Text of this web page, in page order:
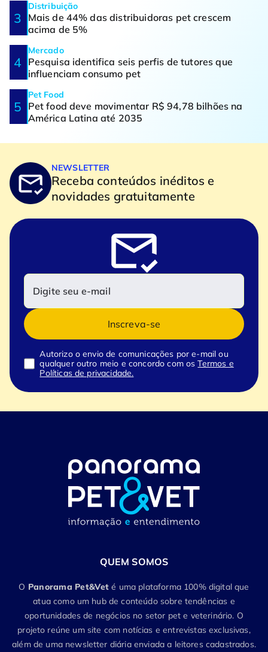
Distribuição
Mais de 44% das distribuidoras pet crescem
acima de 5%
Mercado
Pesquisa identifica seis perfis de tutores que
influenciam consumo pet
Pet Food
Pet food deve movimentar R$ 94,78 bilhões na
América Latina até 2035
NEWSLETTER
Receba conteúdos inéditos e
novidades gratuitamente
Inscreva-se
Autorizo o envio de comunicações por e-mail ou
qualquer outro meio e concordo com osTermos e
Políticas de privacidade.
QUEM SOMOS
O Panorama Pet&Vet é uma plataforma 100% digital que
atua como um hub de conteúdo sobre tendências e
oportunidades de negócios no setor pet e veterinário. O
projeto reúne um site com notícias e entrevistas exclusivas,
além de uma newsletter diária enviada a leitores cadastrados.